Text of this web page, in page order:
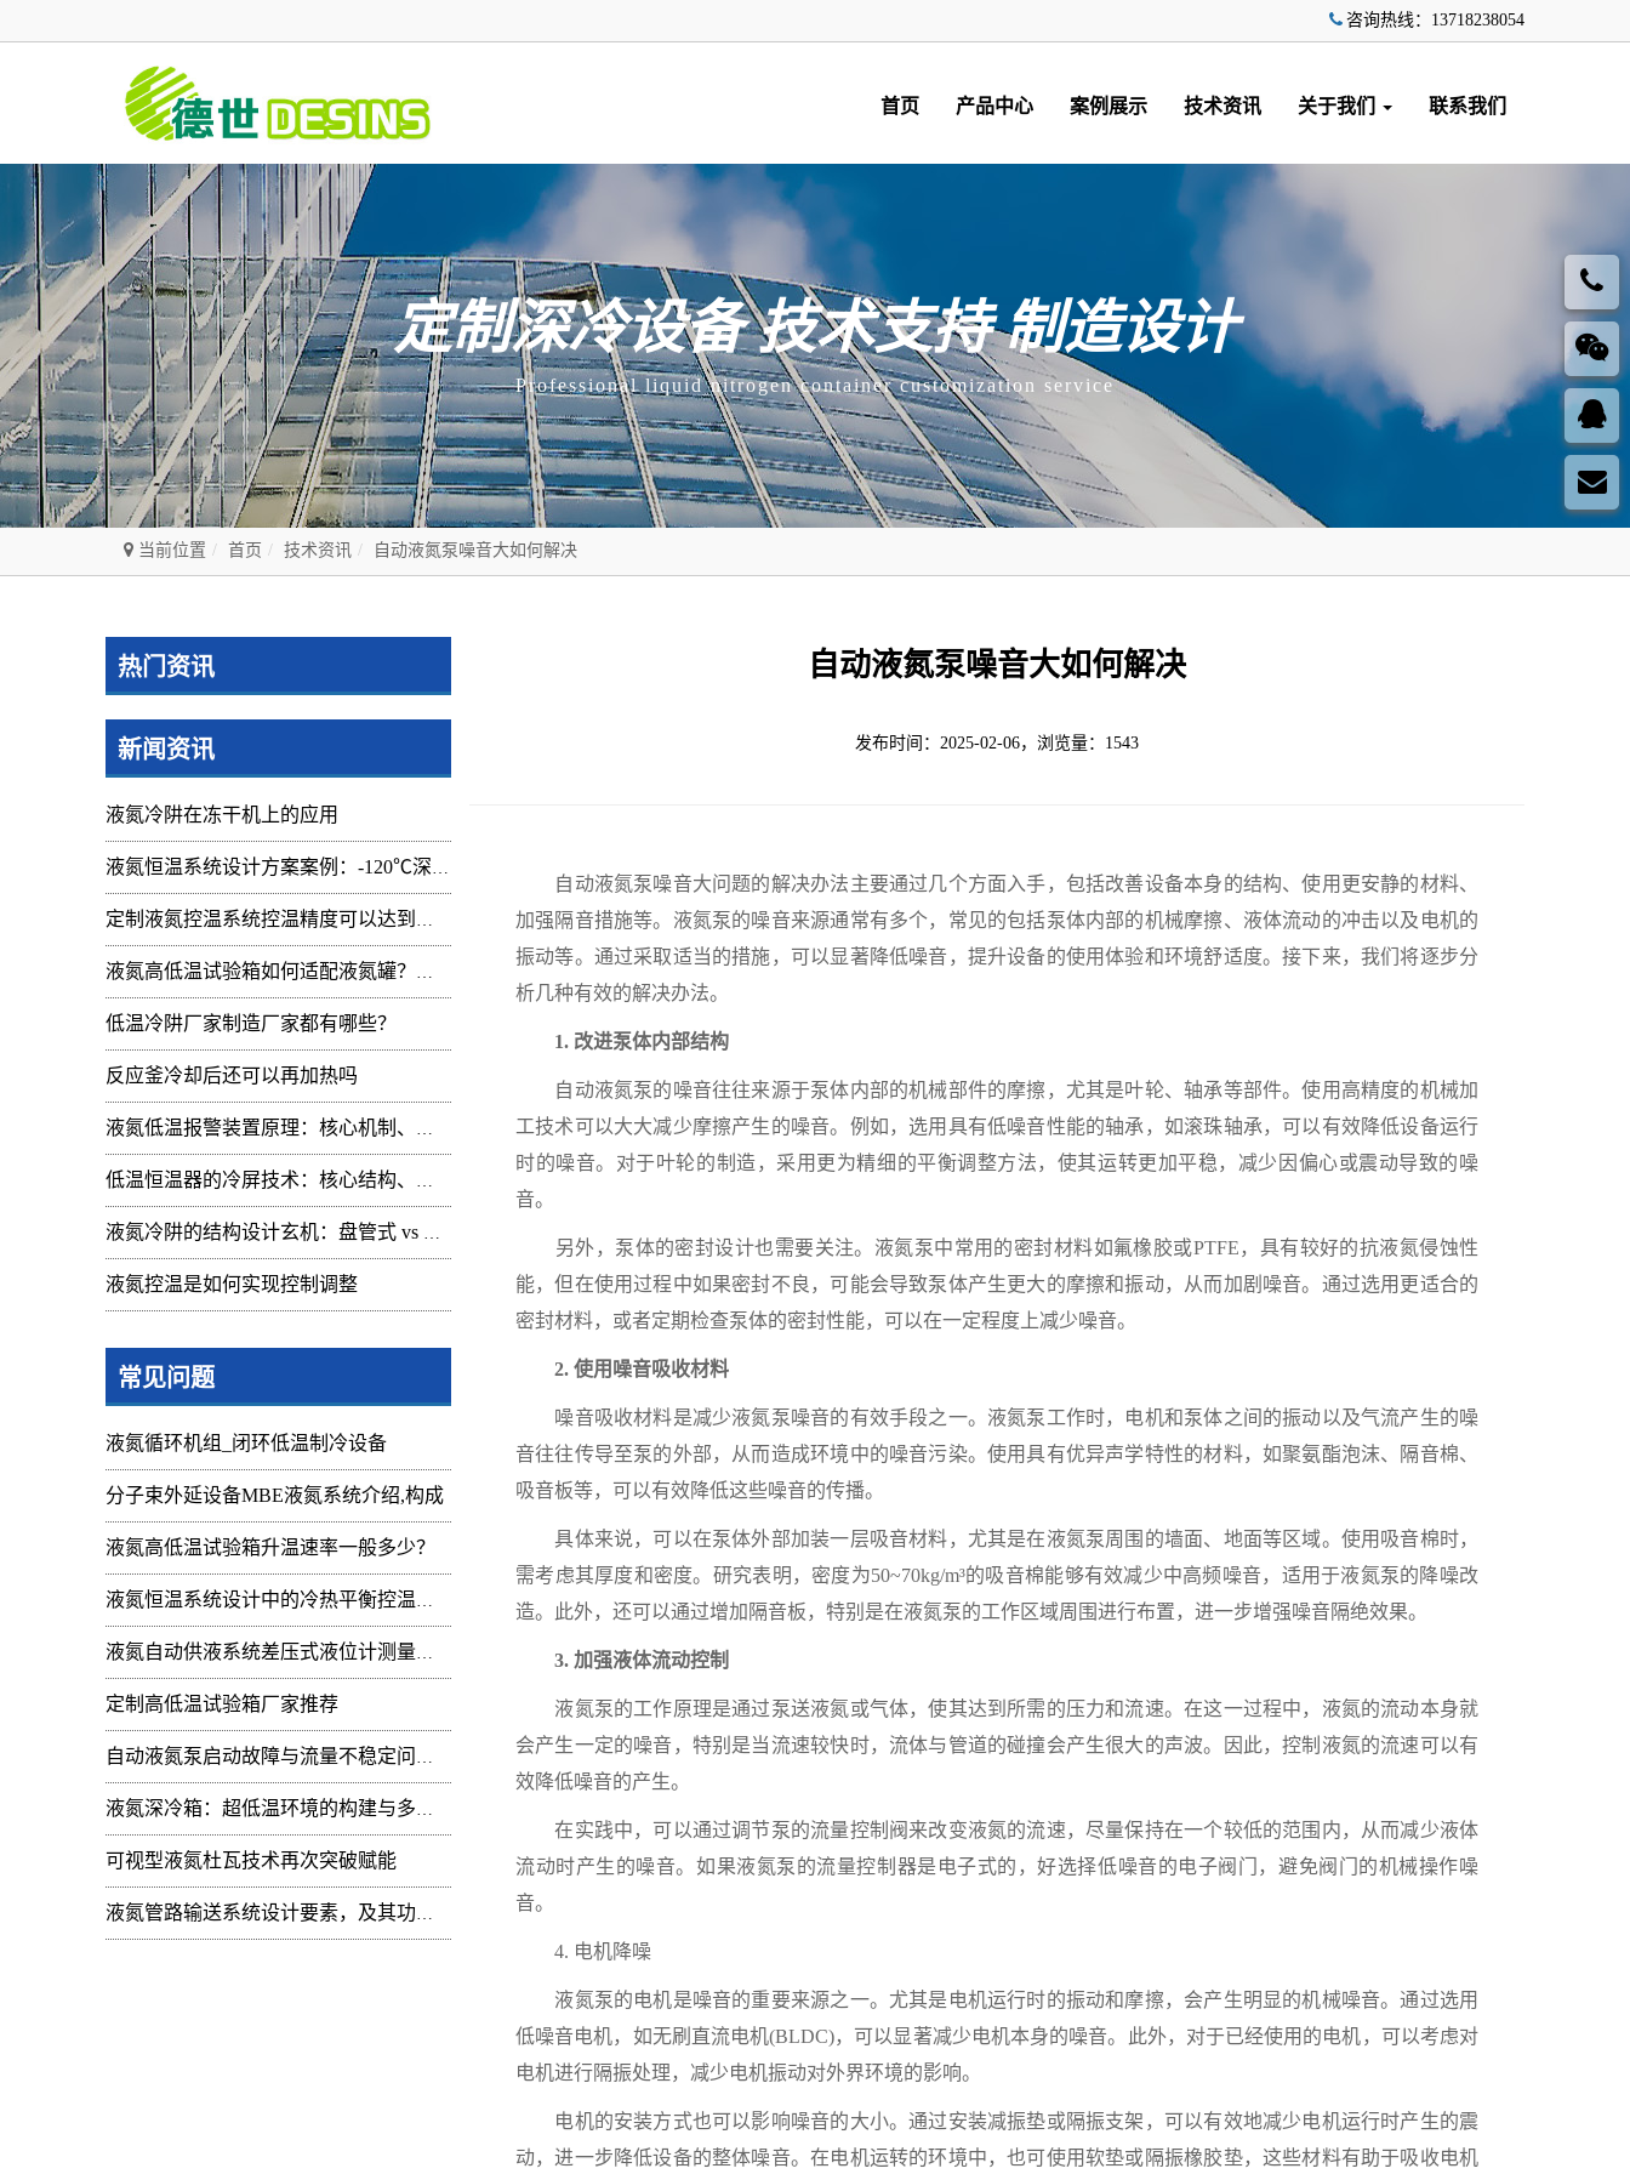
咨询热线：13718238054
首页 产品中心 案例展示 技术资讯 关于我们 联系我们
定制深冷设备 技术支持 制造设计
Professional liquid nitrogen container customization service
当前位置 首页 技术资讯 自动液氮泵噪音大如何解决
热门资讯
新闻资讯
液氮冷阱在冻干机上的应用
液氮恒温系统设计方案案例：-120℃深冷控温装置实操记录
定制液氮控温系统控温精度可以达到的范围及应用
液氮高低温试验箱如何适配液氮罐？核心要点与实操指南
低温冷阱厂家制造厂家都有哪些？
反应釜冷却后还可以再加热吗
液氮低温报警装置原理：核心机制、组成与应用解析
低温恒温器的冷屏技术：核心结构、功能与设计解析
液氮冷阱的结构设计玄机：盘管式 vs 腔体式，哪种捕集效率更高
液氮控温是如何实现控制调整
常见问题
液氮循环机组_闭环低温制冷设备
分子束外延设备MBE液氮系统介绍,构成
液氮高低温试验箱升温速率一般多少？
液氮恒温系统设计中的冷热平衡控温难点
液氮自动供液系统差压式液位计测量值周期性
定制高低温试验箱厂家推荐
自动液氮泵启动故障与流量不稳定问题：技术排查
液氮深冷箱：超低温环境的构建与多领域技术赋能
可视型液氮杜瓦技术再次突破赋能
液氮管路输送系统设计要素，及其功能开发
自动液氮泵噪音大如何解决
发布时间：2025-02-06，浏览量：1543
自动液氮泵噪音大问题的解决办法主要通过几个方面入手，包括改善设备本身的结构、使用更安静的材料、
加强隔音措施等。液氮泵的噪音来源通常有多个，常见的包括泵体内部的机械摩擦、液体流动的冲击以及电机的
振动等。通过采取适当的措施，可以显著降低噪音，提升设备的使用体验和环境舒适度。接下来，我们将逐步分
析几种有效的解决办法。
1. 改进泵体内部结构
自动液氮泵的噪音往往来源于泵体内部的机械部件的摩擦，尤其是叶轮、轴承等部件。使用高精度的机械加
工技术可以大大减少摩擦产生的噪音。例如，选用具有低噪音性能的轴承，如滚珠轴承，可以有效降低设备运行
时的噪音。对于叶轮的制造，采用更为精细的平衡调整方法，使其运转更加平稳，减少因偏心或震动导致的噪
音。
另外，泵体的密封设计也需要关注。液氮泵中常用的密封材料如氟橡胶或PTFE，具有较好的抗液氮侵蚀性
能，但在使用过程中如果密封不良，可能会导致泵体产生更大的摩擦和振动，从而加剧噪音。通过选用更适合的
密封材料，或者定期检查泵体的密封性能，可以在一定程度上减少噪音。
2. 使用噪音吸收材料
噪音吸收材料是减少液氮泵噪音的有效手段之一。液氮泵工作时，电机和泵体之间的振动以及气流产生的噪
音往往传导至泵的外部，从而造成环境中的噪音污染。使用具有优异声学特性的材料，如聚氨酯泡沫、隔音棉、
吸音板等，可以有效降低这些噪音的传播。
具体来说，可以在泵体外部加装一层吸音材料，尤其是在液氮泵周围的墙面、地面等区域。使用吸音棉时，
需考虑其厚度和密度。研究表明，密度为50~70kg/m³的吸音棉能够有效减少中高频噪音，适用于液氮泵的降噪改
造。此外，还可以通过增加隔音板，特别是在液氮泵的工作区域周围进行布置，进一步增强噪音隔绝效果。
3. 加强液体流动控制
液氮泵的工作原理是通过泵送液氮或气体，使其达到所需的压力和流速。在这一过程中，液氮的流动本身就
会产生一定的噪音，特别是当流速较快时，流体与管道的碰撞会产生很大的声波。因此，控制液氮的流速可以有
效降低噪音的产生。
在实践中，可以通过调节泵的流量控制阀来改变液氮的流速，尽量保持在一个较低的范围内，从而减少液体
流动时产生的噪音。如果液氮泵的流量控制器是电子式的，好选择低噪音的电子阀门，避免阀门的机械操作噪
音。
4. 电机降噪
液氮泵的电机是噪音的重要来源之一。尤其是电机运行时的振动和摩擦，会产生明显的机械噪音。通过选用
低噪音电机，如无刷直流电机(BLDC)，可以显著减少电机本身的噪音。此外，对于已经使用的电机，可以考虑对
电机进行隔振处理，减少电机振动对外界环境的影响。
电机的安装方式也可以影响噪音的大小。通过安装减振垫或隔振支架，可以有效地减少电机运行时产生的震
动，进一步降低设备的整体噪音。在电机运转的环境中，也可使用软垫或隔振橡胶垫，这些材料有助于吸收电机